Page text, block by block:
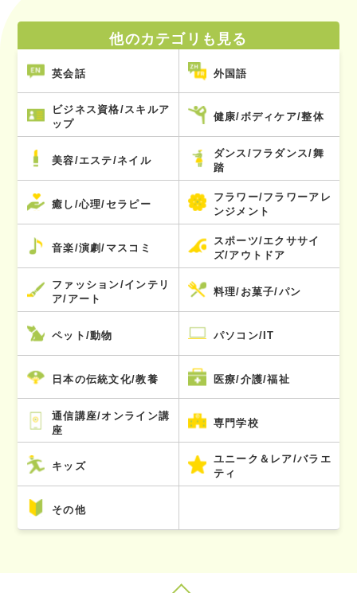
他のカテゴリも見る
英会話 外国語
ビジネス資格/スキルア
ップ
健康/ボディケア/整体
美容/エステ/ネイル
ダンス/フラダンス/舞
踏
癒し/心理/セラピー
フラワー/フラワーアレ
ンジメント
音楽/演劇/マスコミ
スポーツ/エクササイ
ズ/アウトドア
ファッション/インテリ
ア/アート
料理/お菓子/パン
ペット/動物 パソコン/IT
日本の伝統文化/教養 医療/介護/福祉
通信講座/オンライン講
座
専門学校
キッズ
ユニーク＆レア/バラエ
ティ
その他